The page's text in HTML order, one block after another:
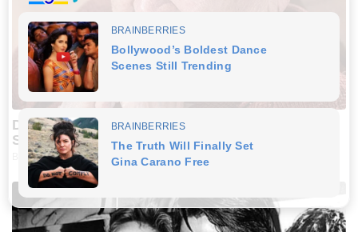
Dementia Begins When A Person Says This
Sentence!
BUZZDAY